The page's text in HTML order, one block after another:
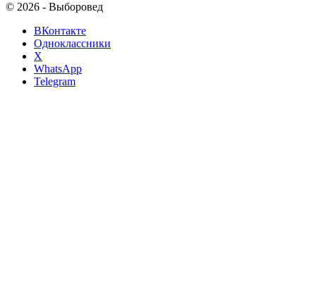
© 2026 - Выборовед
ВКонтакте
Одноклассники
X
WhatsApp
Telegram